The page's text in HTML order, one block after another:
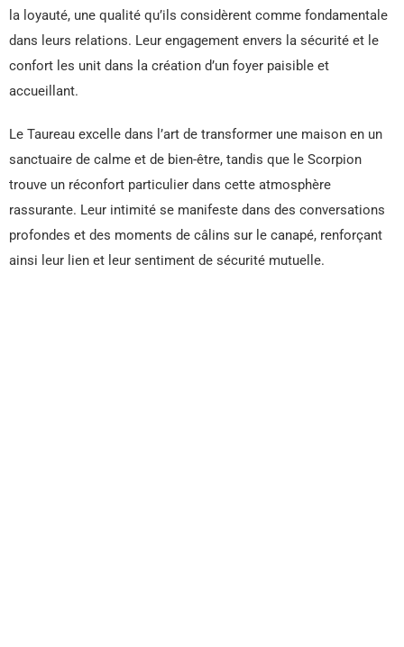
la loyauté, une qualité qu’ils considèrent comme fondamentale
dans leurs relations. Leur engagement envers la sécurité et le
confort les unit dans la création d’un foyer paisible et
accueillant.
Le Taureau excelle dans l’art de transformer une maison en un
sanctuaire de calme et de bien-être, tandis que le Scorpion
trouve un réconfort particulier dans cette atmosphère
rassurante. Leur intimité se manifeste dans des conversations
profondes et des moments de câlins sur le canapé, renforçant
ainsi leur lien et leur sentiment de sécurité mutuelle.